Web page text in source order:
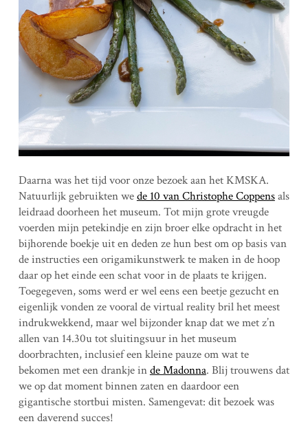
Daarna was het tijd voor onze bezoek aan het KMSKA.
Natuurlijk gebruikten wede 10 van Christophe Coppensals
leidraad doorheen het museum. Tot mijn grote vreugde
voerden mijn petekindje en zijn broer elke opdracht in het
bijhorende boekje uit en deden ze hun best om op basis van
de instructies een origamikunstwerk te maken in de hoop
daar op het einde een schat voor in de plaats te krijgen.
Toegegeven, soms werd er wel eens een beetje gezucht en
eigenlijk vonden ze vooral de virtual reality bril het meest
indrukwekkend, maar wel bijzonder knap dat we met z’n
allen van 14.30u tot sluitingsuur in het museum
doorbrachten, inclusief een kleine pauze om wat te
bekomen met een drankje inde Madonna. Blij trouwens dat
we op dat moment binnen zaten en daardoor een
gigantische stortbui misten. Samengevat: dit bezoek was
een daverend succes!